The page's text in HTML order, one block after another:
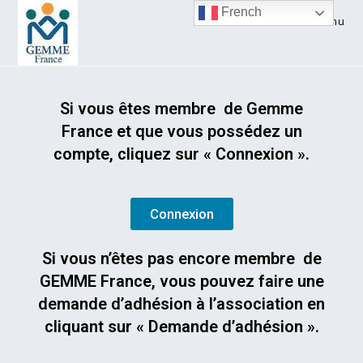
Menu
Si vous êtes membre de Gemme
France et que vous possédez un
compte, cliquez sur « Connexion ».
Connexion
Si vous n’êtes pas encore membre de
GEMME France, vous pouvez faire une
demande d’adhésion à l’association en
cliquant sur « Demande d’adhésion ».
French